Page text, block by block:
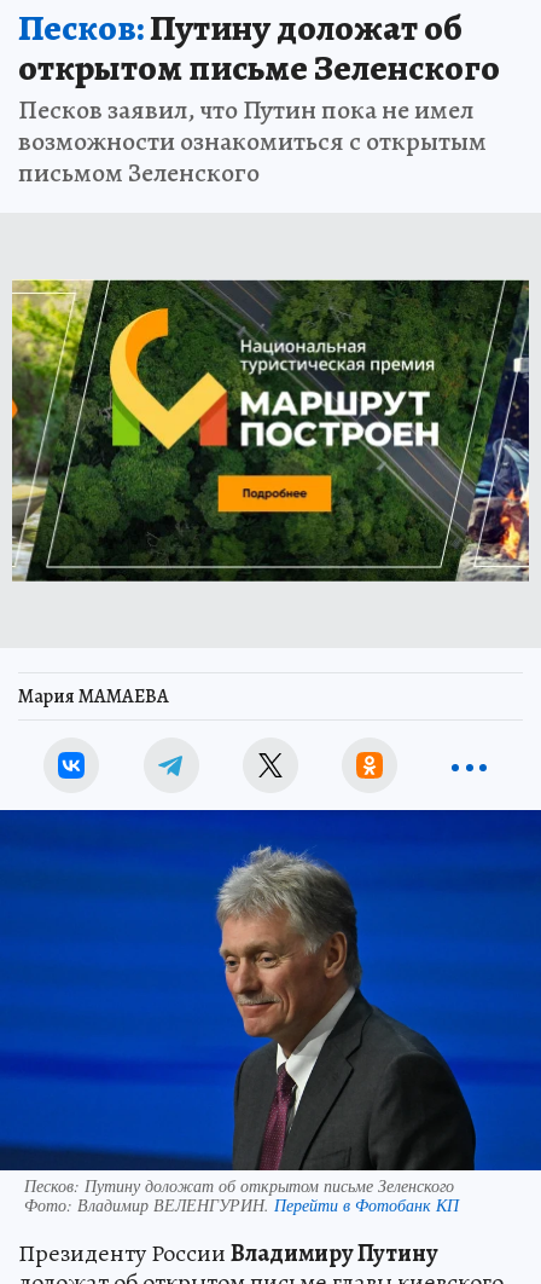
Песков:Путину доложат об
открытом письме Зеленского
Песков заявил, что Путин пока не имел
возможности ознакомиться с открытым
письмом Зеленского
Мария МАМАЕВА
Песков: Путину доложат об открытом письме Зеленского
Фото: Владимир ВЕЛЕНГУРИН. Перейти в Фотобанк КП
Президенту РоссииВладимиру Путину